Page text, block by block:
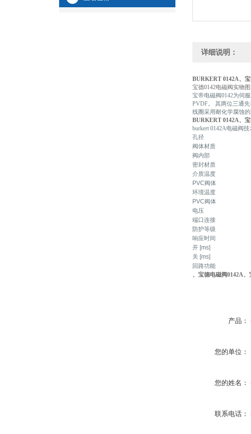
详细说明：
BURKERT 0142A、
宝德0142电磁阀实物图
宝帝电磁阀0142为伺
PVDF。 其两位三通
线圈采用耐化学腐蚀
BURKERT 0142A、
burkert 0142A电磁阀技
孔径
阀体材质
阀内部
密封材质
介质温度
PVC阀体
环境温度
PVC阀体
电压
端口连接
防护等级
响应时间
开 [ms]
关 [ms]
回路功能
、宝德电磁阀0142A
产品：
您的单位：
您的姓名：
联系电话：